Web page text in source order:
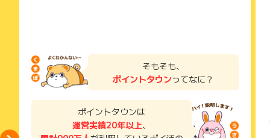
了などのメールは、ポイント獲得するまで必ず保管してくださ
獲得待ち・獲得失敗の状態でお問い合わせされる際に、該当の
メールを送っていただく場合がございます。
そのため、紛失・破棄された場合は対応いたしかねますので、
ご注意ください。
定額8ダブルプラン
月額2,200円（税込）
下記決済対応
・auかんたん決済
そもそも、
ポイントタウンってなに？
ポイントタウンは
運営実績20年以上、